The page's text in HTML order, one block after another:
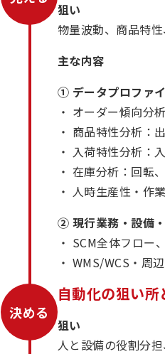
狙い
物量波動、商品特
主な内容
① データプロファ
オーダー傾向分
商品特性分析：
入荷特性分析：
在庫分析：回転
人時生産性・作
② 現行業務・設備
SCM全体フロー
WMS/WCS・周
決める
自動化の狙い
狙い
人と設備の役割分